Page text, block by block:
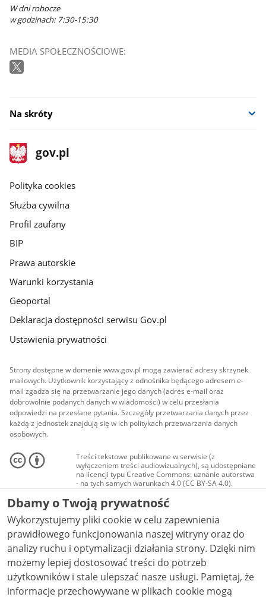
W dni robocze
w godzinach: 7:30-15:30
MEDIA SPOŁECZNOŚCIOWE:
Na skróty
stopka
gov.pl
Strona
gov.pl
gov.pl
Polityka cookies
Służba cywilna
Profil zaufany
BIP
Prawa autorskie
Warunki korzystania
Geoportal
Deklaracja dostępności serwisu Gov.pl
Ustawienia prywatności
Strony dostępne w domenie www.gov.pl mogą zawierać adresy skrzynek
mailowych. Użytkownik korzystający z odnośnika będącego adresem e-
mail zgadza się na przetwarzanie jego danych (adres e-mail oraz
dobrowolnie podanych danych w wiadomości) w celu przesłania
odpowiedzi na przesłane pytania. Szczegóły przetwarzania danych przez
każdą z jednostek znajdują się w ich politykach przetwarzania danych
osobowych.
Treści tekstowe publikowane w serwisie (z
wyłączeniem treści audiowizualnych), są udostępniane
na licencji typu Creative Commons: uznanie autorstwa
- na tych samych warunkach 4.0 (CC BY-SA 4.0).
Materiały audiowizualne, w tym zdjęcia, materiały
audio i wideo, są udostępniane na licencji typu
Creative Commons: uznanie autorstwa użycie
niekomercyjne - bez utworów zależnych 4.0 (CC BY-
NC-ND 4.0), o ile nie jest to stwierdzone inaczej.
Dbamy o Twoją prywatność
Wykorzystujemy pliki cookie w celu zapewnienia
prawidłowego funkcjonowania naszej witryny oraz do
analizy ruchu i optymalizacji działania strony. Dzięki nim
możemy lepiej dostosować treści do potrzeb
użytkowników i stale ulepszać nasze usługi. Pamiętaj, że
informacje przechowywane w plikach cookie mogą